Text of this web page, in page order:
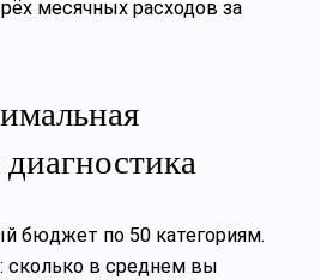
месячных расходов за
бюджет по 50 категориям.
сколько в среднем вы